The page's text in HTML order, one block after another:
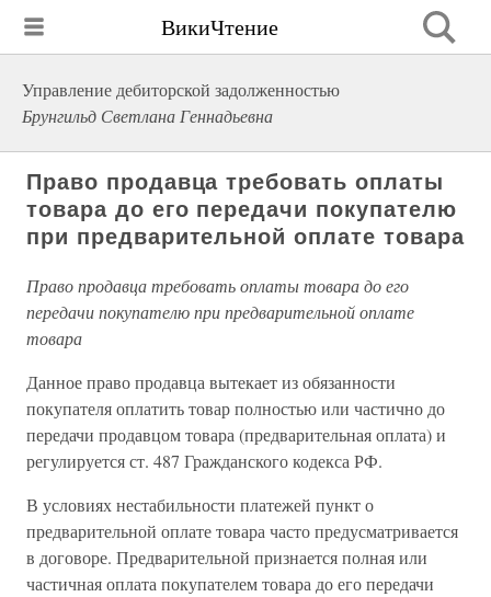
ВикиЧтение
Управление дебиторской задолженностью
Брунгильд Светлана Геннадьевна
Право продавца требовать оплаты
товара до его передачи покупателю
при предварительной оплате товара
Право продавца требовать оплаты товара до его
передачи покупателю при предварительной оплате
товара
Данное право продавца вытекает из обязанности
покупателя оплатить товар полностью или частично до
передачи продавцом товара (предварительная оплата) и
регулируется ст. 487 Гражданского кодекса РФ.
В условиях нестабильности платежей пункт о
предварительной оплате товара часто предусматривается
в договоре. Предварительной признается полная или
частичная оплата покупателем товара до его передачи